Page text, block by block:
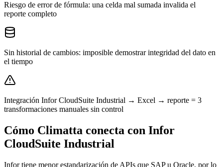
Riesgo de error de fórmula: una celda mal sumada invalida el
reporte completo
Sin historial de cambios: imposible demostrar integridad del dato en
el tiempo
Integración Infor CloudSuite Industrial → Excel → reporte = 3
transformaciones manuales sin control
Cómo Climatta conecta con Infor
CloudSuite Industrial
Infor tiene menor estandarización de APIs que SAP u Oracle, por lo